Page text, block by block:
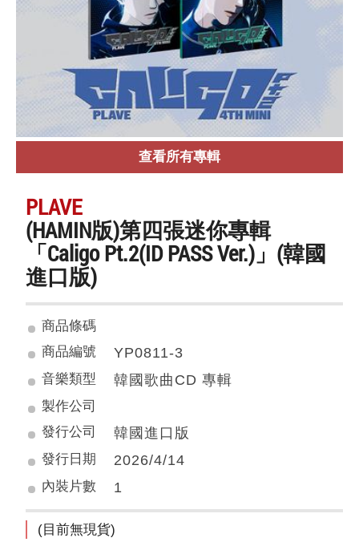
查看所有專輯
PLAVE
(HAMIN版)第四張迷你專輯
「Caligo Pt.2(ID PASS Ver.)」(韓國
進口版)
商品條碼
商品編號
YP0811-3
音樂類型 韓國歌曲CD 專輯
製作公司
發行公司
韓國進口版
發行日期 2026/4/14
內裝片數 1
(目前無現貨)